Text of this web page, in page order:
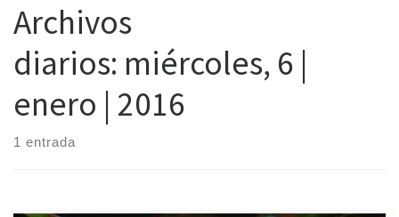
Archivos
diarios: miércoles, 6 |
enero | 2016
1 entrada